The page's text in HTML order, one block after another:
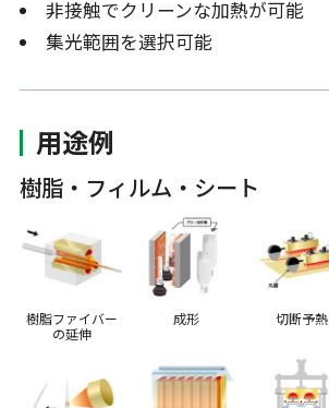
非接触でクリーンな加熱が可能
集光範囲を選択可能
用途例
樹脂・フィルム・シート
樹脂ファイバー
の延伸
成形 切断予熱